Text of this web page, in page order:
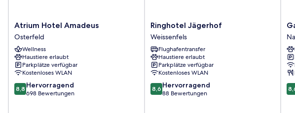
Atrium
Hotel
Amadeus
Osterfeld
Atrium Hotel Amadeus
Osterfeld
Wellness
Haustiere erlaubt
Parkplätze verfügbar
Kostenloses WLAN
8.8
von
8,8 Hervorragend
698 Bewertungen
Ringhotel
Jägerhof
Weissenfels
Ringhotel Jägerhof
Weissenfels
Flughafentransfer
Haustiere erlaubt
Parkplätze verfügbar
Kostenloses WLAN
8.6
von
8,6 Hervorragend
88 Bewertungen
&